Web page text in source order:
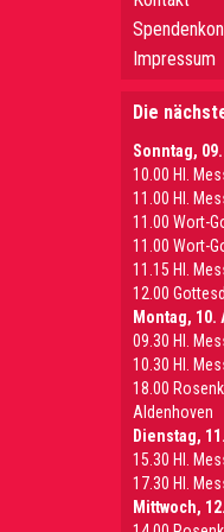
Impressum
Die
Sonntag,
10.00 Hl.
11.00 Hl.
11.00 Wort-
11.00 Wort-
11.15 Hl.
12.00
Montag, 10.
09.30 Hl.
10.30 Hl.
18.00
Aldenhoven
Dienstag,
15.30 Hl.
17.30 Hl.
Mittwoch,